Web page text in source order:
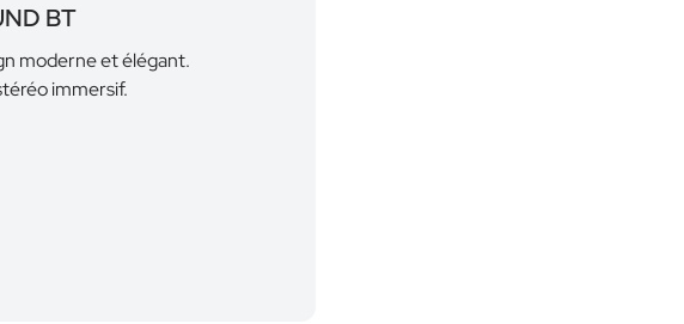
BT
moderne et élégant.
immersif.